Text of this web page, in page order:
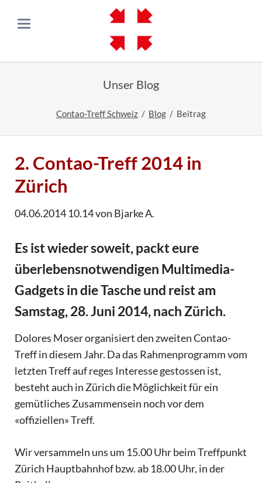
Unser Blog
Contao-Treff Schweiz Blog Beitrag
2. Contao-Treff 2014 in
Zürich
04.06.2014 10.14von Bjarke A.
Es ist wieder soweit, packt eure
überlebensnotwendigen Multimedia-
Gadgets in die Tasche und reist am
Samstag, 28. Juni 2014, nach Zürich.
Dolores Moser organisiert den zweiten Contao-
Treff in diesem Jahr. Da das Rahmenprogramm vom
letzten Treff auf reges Interesse gestossen ist,
besteht auch in Zürich die Möglichkeit für ein
gemütliches Zusammensein noch vor dem
«offiziellen» Treff.
Wir versammeln uns um 15.00 Uhr beim Treffpunkt
Zürich Hauptbahnhof bzw. ab 18.00 Uhr, in der